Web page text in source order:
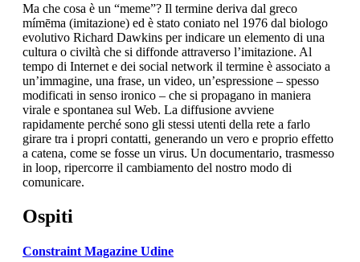
Ma che cosa è un “meme”? Il termine deriva dal greco
mímēma (imitazione) ed è stato coniato nel 1976 dal biologo
evolutivo Richard Dawkins per indicare un elemento di una
cultura o civiltà che si diffonde attraverso l’imitazione. Al
tempo di Internet e dei social network il termine è associato a
un’immagine, una frase, un video, un’espressione – spesso
modificati in senso ironico – che si propagano in maniera
virale e spontanea sul Web. La diffusione avviene
rapidamente perché sono gli stessi utenti della rete a farlo
girare tra i propri contatti, generando un vero e proprio effetto
a catena, come se fosse un virus. Un documentario, trasmesso
in loop, ripercorre il cambiamento del nostro modo di
comunicare.
Ospiti
Constraint Magazine Udine